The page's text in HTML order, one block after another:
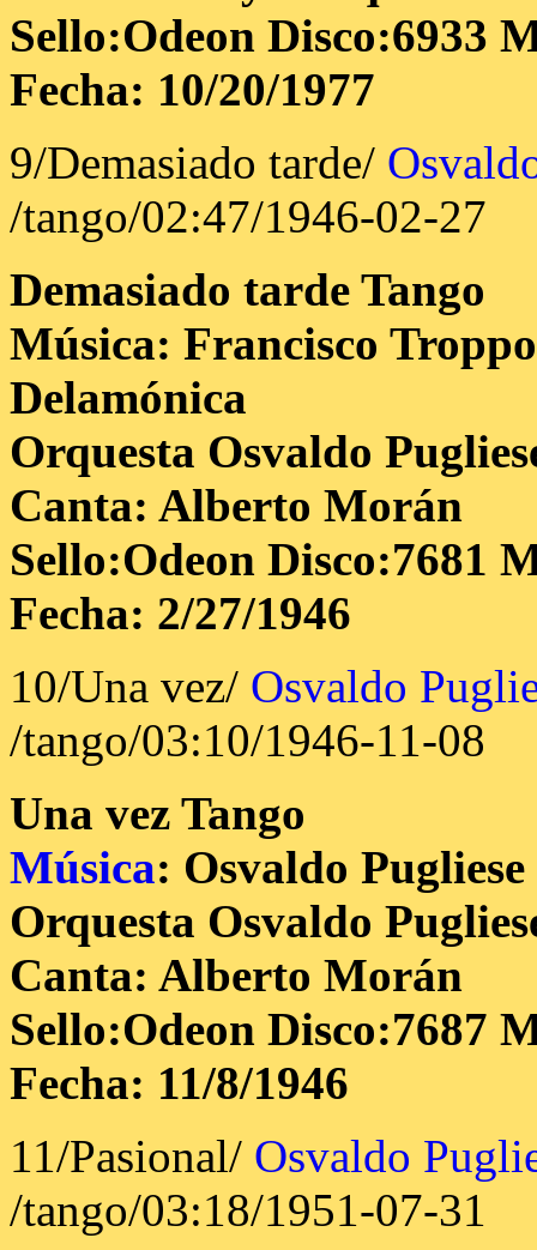
Sello:Odeon Disco:6933
Fecha: 10/20/1977
9/Demasiado tarde/
/tango/02:47/1946-02-27
Demasiado tarde Tango
Música: Francisco
Delamónica
Orquesta Osvaldo
Canta: Alberto Morán
Sello:Odeon Disco:7681
Fecha: 2/27/1946
10/Una vez/ Osvaldo
/tango/03:10/1946-11-08
Una vez Tango
Música: Osvaldo
Orquesta Osvaldo
Canta: Alberto Morán
Sello:Odeon Disco:7687
Fecha: 11/8/1946
11/Pasional/ Osvaldo
/tango/03:18/1951-07-31